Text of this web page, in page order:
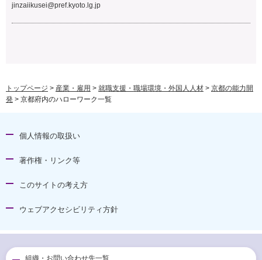
jinzaiikusei@pref.kyoto.lg.jp
トップページ > 産業・雇用 > 就職支援・職場環境・外国人人材 > 京都の能力開
発 > 京都府内のハローワーク一覧
個人情報の取扱い
著作権・リンク等
このサイトの考え方
ウェブアクセシビリティ方針
組織・お問い合わせ先一覧